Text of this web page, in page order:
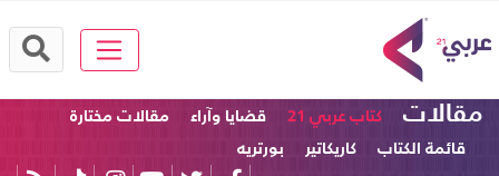
مقالات كتاب عربي 21 قضايا وآراء
مقالات مختارة
قائمة الكتاب
كاريكاتير بورتريه